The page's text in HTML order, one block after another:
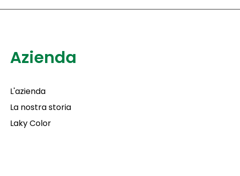
Azienda
L'azienda
La nostra storia
Laky Color